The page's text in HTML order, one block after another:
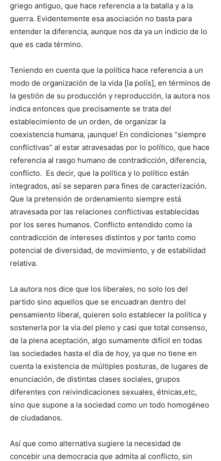
griego antiguo, que hace referencia a la batalla y a la
guerra. Evidentemente esa asociación no basta para
entender la diferencia, aunque nos da ya un indicio de lo
que es cada término.
Teniendo en cuenta que la política hace referencia a un
modo de organización de la vida [la polís], en términos de
la gestión de su producción y reproducción, la autora nos
indica entonces que precisamente se trata del
establecimiento de un orden, de organizar la
coexistencia humana, ¡aunque! En condiciones “siempre
conflictivas” al estar atravesadas por lo político, que hace
referencia al rasgo humano de contradicción, diferencia,
conflicto. Es decir, que la política y lo político están
integrados, así se separen para fines de caracterización.
Que la pretensión de ordenamiento siempre está
atravesada por las relaciones conflictivas establecidas
por los seres humanos. Conflicto entendido como la
contradicción de intereses distintos y por tanto como
potencial de diversidad, de movimiento, y de estabilidad
relativa.
La autora nos dice que los liberales, no solo los del
partido sino aquellos que se encuadran dentro del
pensamiento liberal, quieren solo establecer la política y
sostenerla por la vía del pleno y casi que total consenso,
de la plena aceptación, algo sumamente difícil en todas
las sociedades hasta el día de hoy, ya que no tiene en
cuenta la existencia de múltiples posturas, de lugares de
enunciación, de distintas clases sociales, grupos
diferentes con reivindicaciones sexuales, étnicas,etc,
sino que supone a la sociedad como un todo homogéneo
de ciudadanos.
Así que como alternativa sugiere la necesidad de
concebir una democracia que admita al conflicto, sin